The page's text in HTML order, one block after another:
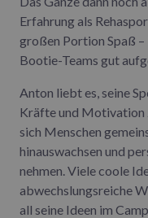
Erfahrung als
großen Portion Spaß
Bootie-Teams gut
Anton liebt es, seine
Kräfte und Motivation
sich Menschen
hinauswachsen und
nehmen. Viele coole
abwechslungsreiche
all seine Ideen im